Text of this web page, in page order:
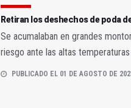
Retiran los deshechos de poda
Se acumalaban en grandes
riesgo ante las altas temperaturas
PUBLICADO EL 01 DE AGOSTO DE